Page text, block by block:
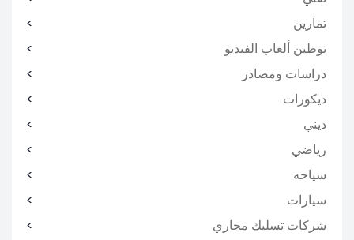
تمارين
توطين ألعاب الفيديو
دراسات ومصادر
ديكورات
ديني
رياضي
سياحه
سيارات
شركات تسليك مجاري